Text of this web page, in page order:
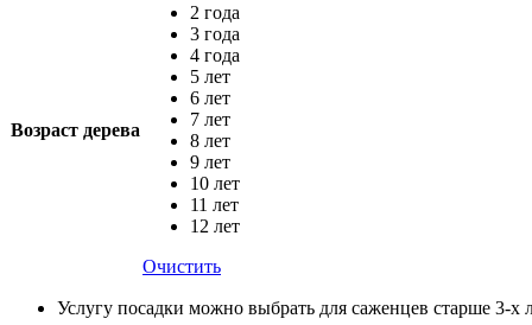
Возраст дерева
2 года
3 года
4 года
5 лет
6 лет
7 лет
8 лет
9 лет
10 лет
11 лет
12 лет
Очистить
Услугу посадки можно выбрать для саженцев старше 3-х